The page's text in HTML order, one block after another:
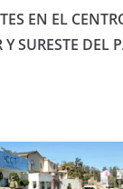
EN EL
Y SURESTE DEL